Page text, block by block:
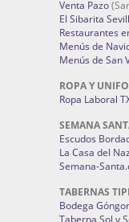
Venta Pazo
El Sibarita
Restaurantes
Menús de
Menús de San
ROPA Y
Ropa Laboral
SEMANA
Escudos
La Casa del
Semana-
TABERNAS
Bodega
Taberna Sol y